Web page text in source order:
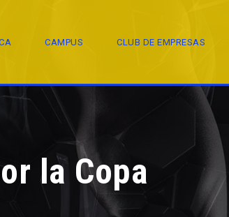
CAMPUS CLUB DE EMPRESAS
la Copa